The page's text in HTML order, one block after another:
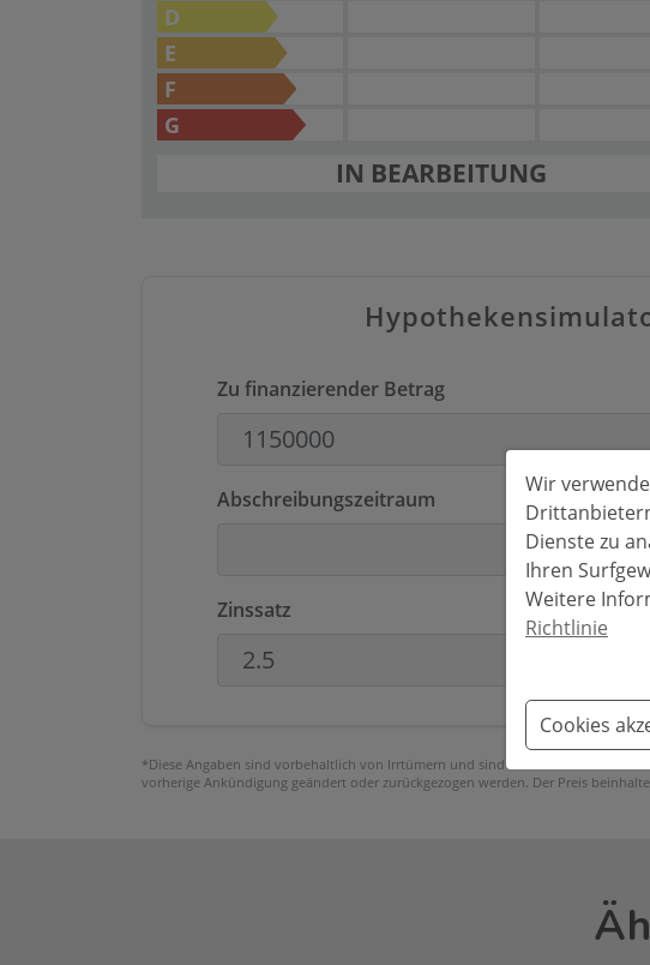
D
E
F
G
IN BEARBEITUNG
Zu finanzierender Betrag
Abschreibungszeitraum
Zinssatz
*Diese Angaben sind vorbehaltlich von Irrtümern und sind nicht Bestandteil eines
vorherige Ankündigung geändert oder zurückgezogen werden. Der Preis
Wir
Dienste zu
Ihren
Weitere
Richtlinie
Cookies